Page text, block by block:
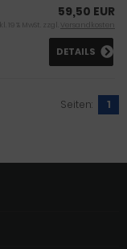
59,50 EUR
19 % MwSt. zzgl. Versandkosten
DETAILS
Seiten: 1